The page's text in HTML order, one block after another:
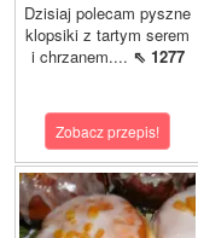
Dzisiaj polecam pyszne
klopsiki z tartym serem
i chrzanem.... ⇖ 1277
Zobacz przepis!